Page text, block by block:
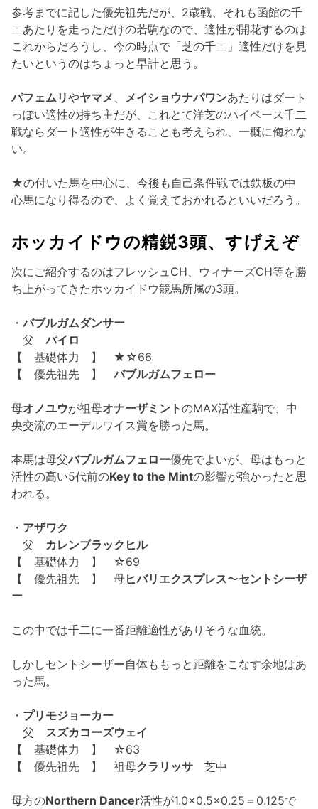
参考までに記した優先祖先だが、2歳戦、それも函館の千
二あたりを走っただけの若駒なので、適性が開花するのは
これからだろうし、今の時点で「芝の千二」適性だけを見
たいというのはちょっと早計と思う。
パフェムリやヤマメ メイショウナパワンあたりはダート
っぽい適性の持ち主だが、これとて洋芝のハイペース千二
戦ならダート適性が生きることも考えられ、一概に侮れな
い。
★の付いた馬を中心に、今後も自己条件戦では鉄板の中
心馬になり得るので、よく覚えておかれるといいだろう。
ホッカイドウの精鋭3頭、すげえぞ
次にご紹介するのはフレッシュCH、ウィナーズCH等を勝
ち上がってきたホッカイドウ競馬所属の3頭。
・バブルガムダンサー
父 パイロ
【 基礎体力 】 ★☆66
【 優先祖先 】バブルガムフェロー
母オノユウが祖母オナーザミントのMAX活性産駒で、中
央交流のエーデルワイス賞を勝った馬。
本馬は母父バブルガムフェロー優先でよいが、母はもっと
活性の高い5代前のKey to the Mintの影響が強かったと思
われる。
・ アザワク
父 カレンブラックヒル
【 基礎体力 】 ☆69
【 優先祖先 】 母ヒバリエクスプレス〜セントシーザ
ー
この中では千二に一番距離適性がありそうな血統。
しかしセントシーザー自体ももっと距離をこなす余地はあ
った馬。
・ プリモジョーカー
父 スズカコーズウェイ
【 基礎体力 】 ☆63
【 優先祖先 】 祖母クラリッサ 芝中
母方のNorthern Dancer活性が1.0×0.5×0.25＝0.125で